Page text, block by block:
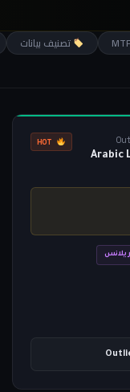
تصنيف بيانات
Arabic